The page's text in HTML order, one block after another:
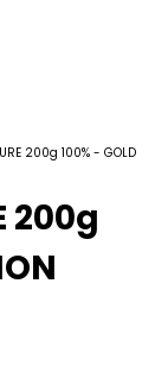
200g 100% - GOLD
200g